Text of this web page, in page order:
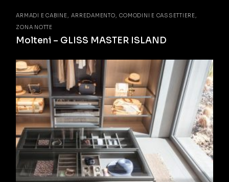
ARMADI E CABINE ARREDAMENTO
COMODINI E CASSETTIERE
ZONA NOTTE
Molteni – GLISS MASTER ISLAND